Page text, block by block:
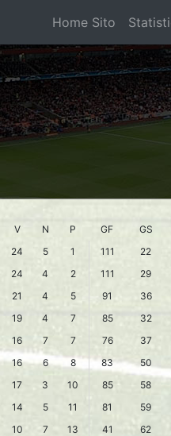
Home Sito
V N P GF GS
24 5 1 111 22
24 4 2 111 29
21 4 5 91 36
19 4 7 85 32
16 7 7 76 37
16 6 8 83 50
17 3 10 85 58
14 5 11 81 59
10 7 13 41 62